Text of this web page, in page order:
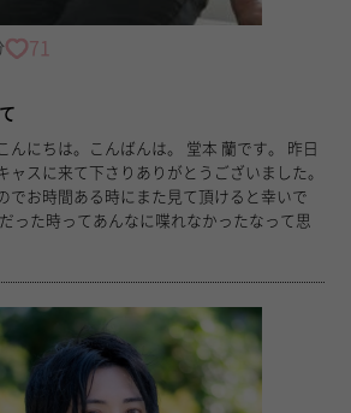
71
こんばんは。 堂本 蘭です。 昨日
ャスに来て下さりありがとうございました。
でお時間ある時にまた見て頂けると幸いで